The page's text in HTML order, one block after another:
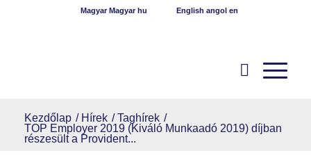
Magyar Magyar hu English angol en
Kezdőlap / Hírek / Taghírek /
TOP Employer 2019 (Kiváló Munkaadó 2019) díjban
részesült a Provident...